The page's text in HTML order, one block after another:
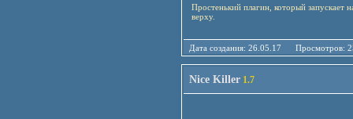
Простенький плагин, который запускает
верху.
Дата создания: 26.05.17
Nice Killer 1.7